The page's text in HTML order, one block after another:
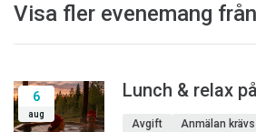
Visa fler evenemang
6
aug
Lunch & relax
Avgift Anmälan krävs